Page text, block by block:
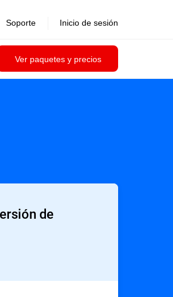
Ver paquetes y precios
Soporte Inicio de sesión
de